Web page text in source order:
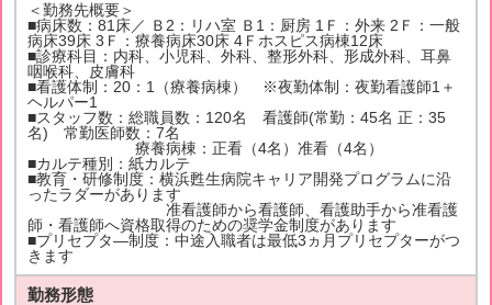
＜勤務先概要＞
■病床数：81床／ Ｂ2：リハ室 Ｂ1：厨房 1Ｆ：外来 2Ｆ：一般
病床39床 3Ｆ：療養病床30床 4Ｆホスピス病棟12床
■診療科目：内科、小児科、外科、整形外科、形成外科、耳鼻
咽喉科、皮膚科
■看護体制：20：1（療養病棟） ※夜勤体制：夜勤看護師1＋
ヘルパー1
■スタッフ数：総職員数：120名 看護師(常勤：45名 正：35
名) 常勤医師数：7名
療養病棟：正看（4名）准看（4名）
■カルテ種別：紙カルテ
■教育・研修制度：横浜甦生病院キャリア開発プログラムに沿
ったラダーがあります
准看護師から看護師、看護助手から准看護
師・看護師へ資格取得のための奨学金制度があります
■プリセプタ―制度：中途入職者は最低3ヵ月プリセプターがつ
きます
勤務形態